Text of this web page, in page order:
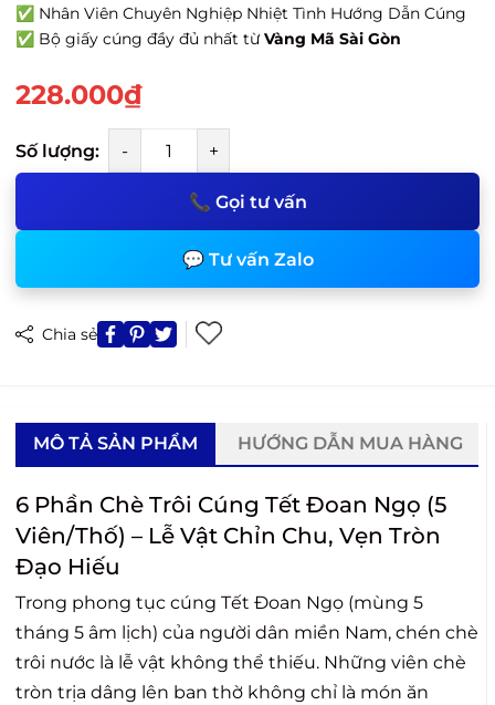
✅ Nhân Viên Chuyên Nghiệp Nhiệt Tình Hướng Dẫn Cúng
✅ Bộ giấy cúng đầy đủ nhất từVàng Mã Sài Gòn
228.000₫
Số lượng: - +
📞 Gọi tư vấn
💬 Tư vấn Zalo
Chia sẻ
MÔ TẢ SẢN PHẨM HƯỚNG DẪN MUA HÀNG
6 Phần Chè Trôi Cúng Tết Đoan Ngọ (5
Viên/Thố) – Lễ Vật Chỉn Chu, Vẹn Tròn
Đạo Hiếu
Trong phong tục cúng Tết Đoan Ngọ (mùng 5
tháng 5 âm lịch) của người dân miền Nam, chén chè
trôi nước là lễ vật không thể thiếu. Những viên chè
tròn trịa dâng lên ban thờ không chỉ là món ăn